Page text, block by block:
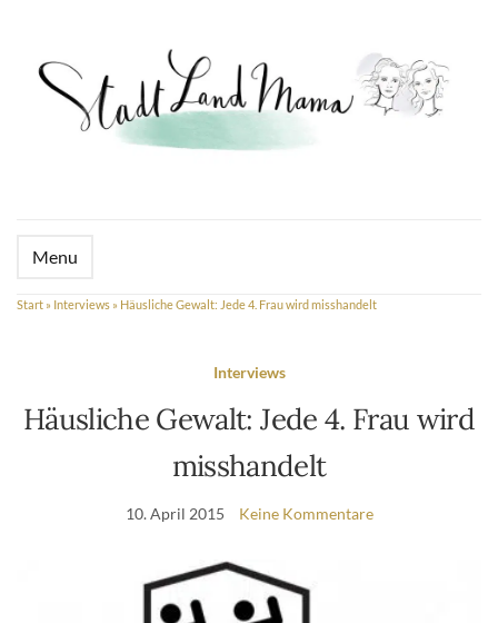
Menu
Start » Interviews » Häusliche Gewalt: Jede 4. Frau wird misshandelt
Interviews
Häusliche Gewalt: Jede 4. Frau wird
misshandelt
10. April 2015 Keine Kommentare